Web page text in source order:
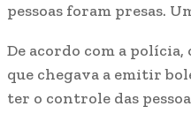
pessoas foram presas.
De acordo com a
que chegava a emitir
ter o controle das